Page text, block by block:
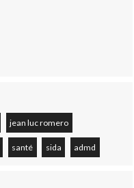
jean luc romero
santé sida admd